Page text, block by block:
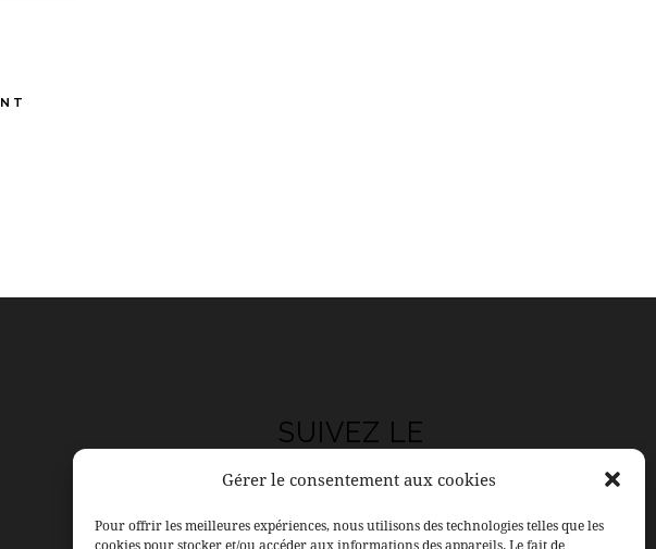
Gérer le consentement aux cookies
Pour offrir les meilleures expériences, nous utilisons des technologies telles que les
cookies pour stocker et/ou accéder aux informations des appareils. Le fait de
SUIVEZ LE
SALON
Facebook